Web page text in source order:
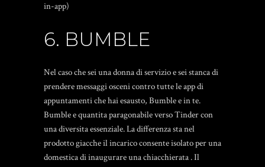
in-app)
6. BUMBLE
Nel caso che sei una donna di servizio e sei stanca di
prendere messaggi osceni contro tutte le app di
appuntamenti che hai esausto, Bumble e in te.
Bumble e quantita paragonabile verso Tinder con
una diversita essenziale. La differenza sta nel
prodotto giacche il incarico consente isolato per una
domestica di inaugurare una chiacchierata . Il